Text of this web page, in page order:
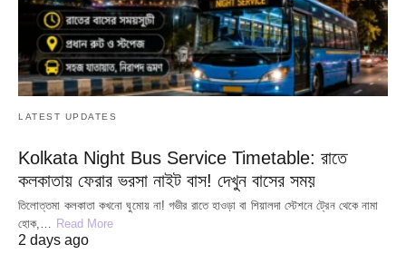
LATEST UPDATES
Kolkata Night Bus Service Timetable: রাতে
কলকাতায় ফেরার ভরসা নাইট বাস! দেখুন বাসের সময়
তিলোত্তমা কলকাতা কখনো ঘুমোয় না! গভীর রাতে হাওড়া বা শিয়ালদা স্টেশনে ট্রেন থেকে নামা
হোক,…
Read More
2 days ago